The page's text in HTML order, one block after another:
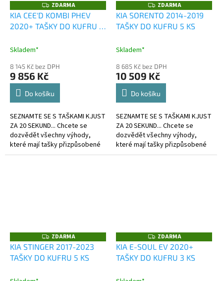
Z
D
A
R
ZDARMA
KIA CEE'D KOMBI PHEV
2020+ TAŠKY DO KUFRU 5
Skladem*
8 145 Kč bez DPH
9 856 Kč
Do košíku
SEZNAMTE SE S TAŠKAMI KJUST
ZA 20 SEKUND... Chcete se
dozvědět všechny výhody,
které mají tašky přizpůsobené
kufru?
Z
D
A
R
ZDARMA
KIA SORENTO 2014-2019
TAŠKY DO KUFRU 5 KS
Skladem*
8 685 Kč bez DPH
10 509 Kč
Do košíku
SEZNAMTE SE S TAŠKAMI KJUST
ZA 20 SEKUND... Chcete se
dozvědět všechny výhody,
které mají tašky přizpůsobené
kufru?
Z
D
A
R
ZDARMA
KIA STINGER 2017-2023
TAŠKY DO KUFRU 5 KS
Z
D
A
R
ZDARMA
KIA E-SOUL EV 2020+
TAŠKY DO KUFRU 3 KS